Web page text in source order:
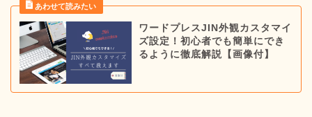
ワードプレスJIN外観カスタマイ
ズ設定！初心者でも簡単にでき
るように徹底解説【画像付】